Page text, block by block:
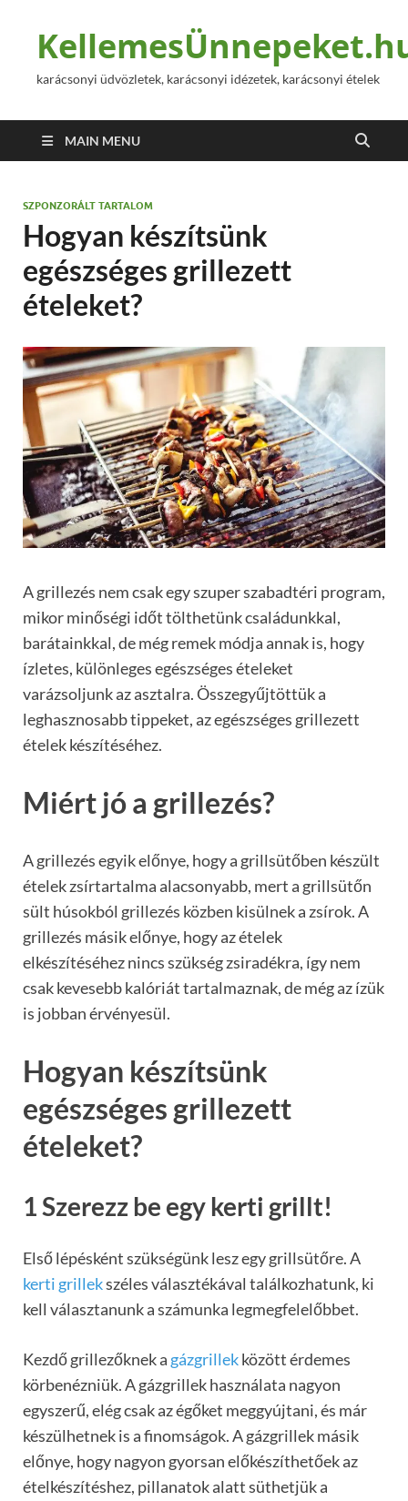
karácsonyi üdvözletek, karácsonyi idézetek, karácsonyi ételek
MAIN MENU
SZPONZORÁLT TARTALOM
Hogyan készítsünk
egészséges grillezett
ételeket?
A grillezés nem csak egy szuper szabadtéri program,
mikor minőségi időt tölthetünk családunkkal,
barátainkkal, de még remek módja annak is, hogy
ízletes, különleges egészséges ételeket
varázsoljunk az asztalra. Összegyűjtöttük a
leghasznosabb tippeket, az egészséges grillezett
ételek készítéséhez.
Miért jó a grillezés?
A grillezés egyik előnye, hogy a grillsütőben készült
ételek zsírtartalma alacsonyabb, mert a grillsütőn
sült húsokból grillezés közben kisülnek a zsírok. A
grillezés másik előnye, hogy az ételek
elkészítéséhez nincs szükség zsiradékra, így nem
csak kevesebb kalóriát tartalmaznak, de még az ízük
is jobban érvényesül.
Hogyan készítsünk
egészséges grillezett
ételeket?
1 Szerezz be egy kerti grillt!
Első lépésként szükségünk lesz egy grillsütőre. A
kerti grillekszéles választékával találkozhatunk, ki
kell választanunk a számunka legmegfelelőbbet.
Kezdő grillezőknek agázgrillekközött érdemes
körbenézniük. A gázgrillek használata nagyon
egyszerű, elég csak az égőket meggyújtani, és már
készülhetnek is a finomságok. A gázgrillek másik
előnye, hogy nagyon gyorsan előkészíthetőek az
ételkészítéshez, pillanatok alatt süthetjük a